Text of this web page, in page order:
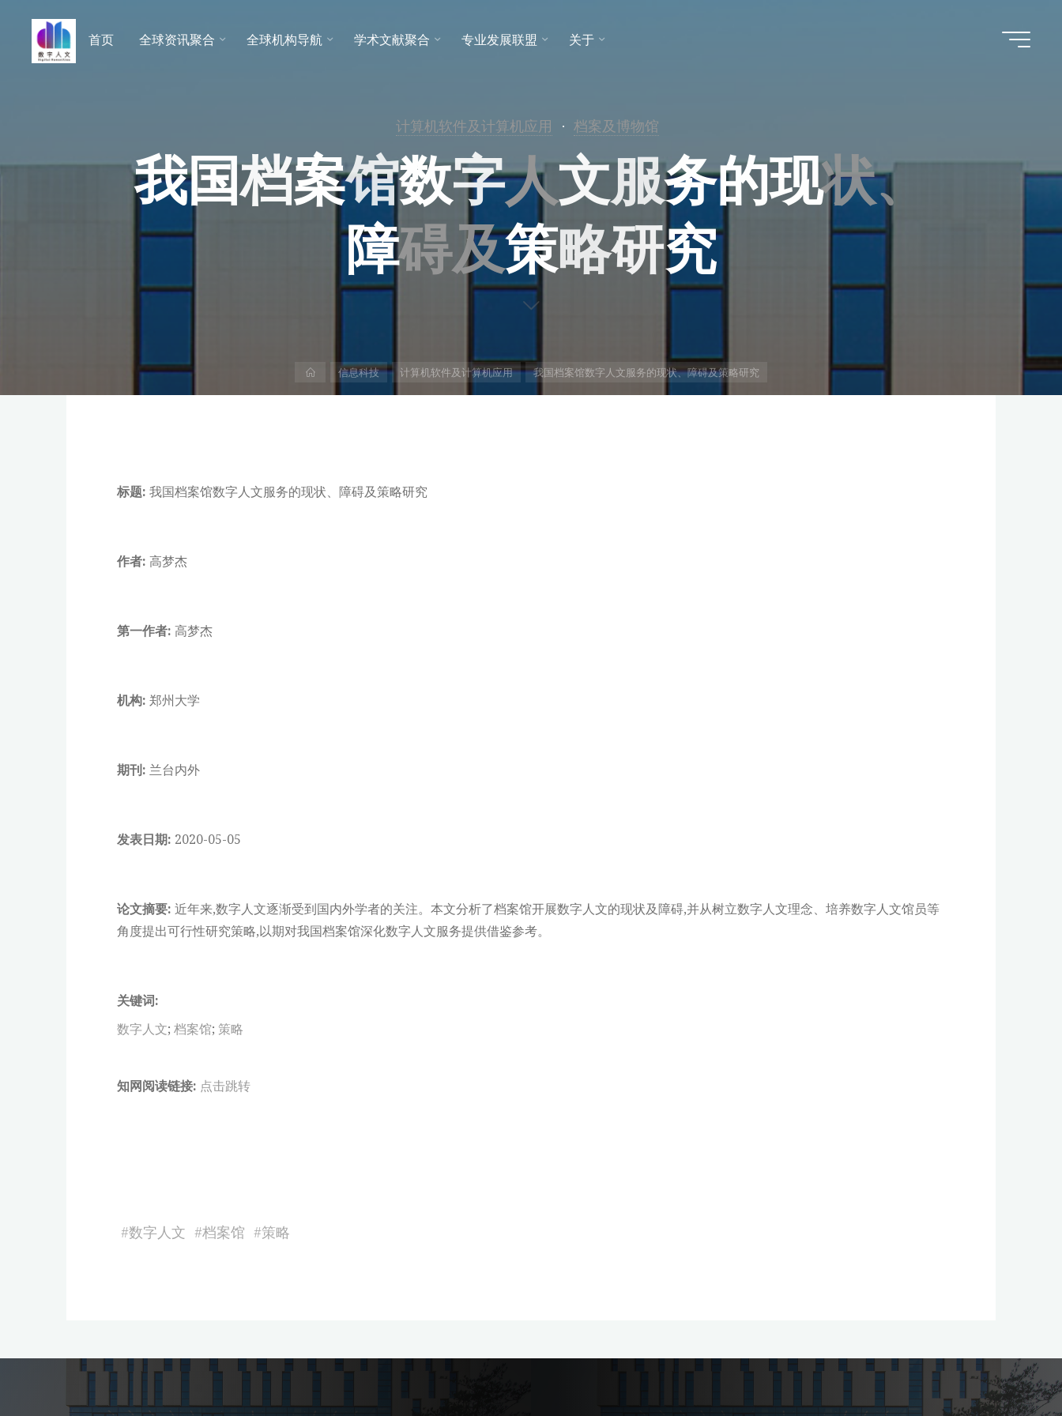
数字人
首页 全球资讯聚合 全球机构导航 学术文献聚合 专业发展联盟 关于
计算机软件及计算机应用 档案及博物馆
我国档案馆数字人文服务的现状、
障碍及策略研究
信息科技 计算机软件及计算机应用 我国档案馆数字人文服务的现状、障碍及策略研究
标题: 我国档案馆数字人文服务的现状、障碍及策略研究
作者: 高梦杰
第一作者: 高梦杰
机构: 郑州大学
期刊: 兰台内外
发表日期: 2020-05-05
论文摘要: 近年来,数字人文逐渐受到国内外学者的关注。本文分析了档案馆开展数字人文的现状及障碍,并从树立数字人文理念、培养数字人文馆员等
角度提出可行性研究策略,以期对我国档案馆深化数字人文服务提供借鉴参考。
关键词:
数字人文; 档案馆; 策略
知网阅读链接: 点击跳转
#数字人文 #档案馆 #策略